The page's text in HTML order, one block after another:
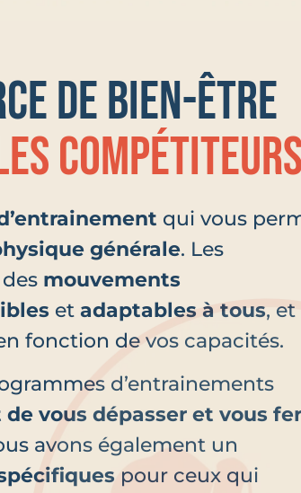
de bien-être
qui vous
générale. Les
mouvements
et adaptables à tous, et
fonction de vos capacités.
d’entrainements
vous dépasser et vous
avons également un
pour ceux qui